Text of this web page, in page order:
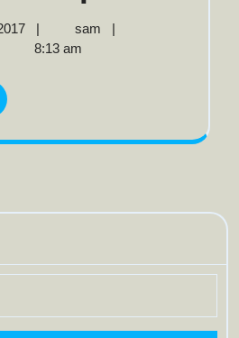
novembre
27,
| sam
Banjo
|
8:13 am